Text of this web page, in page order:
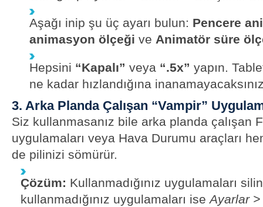
Aşağı inip şu üç ayarı bulun: Pencere
animasyon ölçeği ve Animatör süre
Hepsini “Kapalı” veya “.5x” yapın.
ne kadar hızlandığına
3. Arka Planda Çalışan “Vampir”
Siz kullanmasanız bile arka planda çalışan
uygulamaları veya Hava Durumu araçları
de pilinizi sömürür.
Çözüm: Kullanmadığınız uygulamaları
kullanmadığınız uygulamaları iseAyarlar